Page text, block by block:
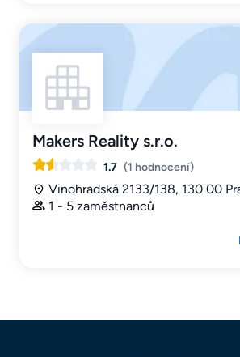
Makers Reality s.r.o.
1.7 (1 hodnocení)
Vinohradská 2133/138, 130 00
1 - 5 zaměstnanců